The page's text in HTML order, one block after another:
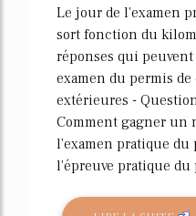
Le jour de l'examen
sort fonction du
réponses qui
examen du permis
extérieures -
Comment gagner un
l'examen pratique du
l'épreuve pratique du